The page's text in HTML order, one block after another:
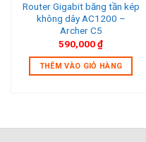
Router Gigabit băng tần kép
không dây AC1200 –
Archer C5
590,000₫
THÊM VÀO GIỎ HÀNG